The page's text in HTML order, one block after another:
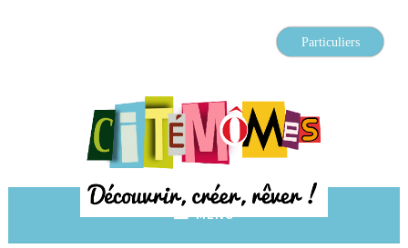
Particuliers
Citémômes
Découvrir, créer, rêver
MENU